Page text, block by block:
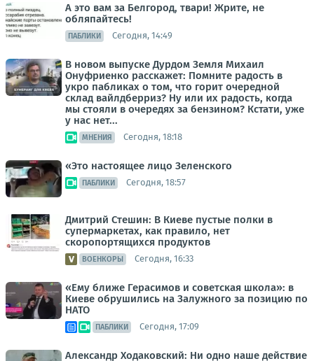
А это вам за Белгород, твари! Жрите, не
обляпайтесь!
ПАБЛИКИ Сегодня, 14:49
В новом выпуске Дурдом Земля Михаил
Онуфриенко расскажет: Помните радость в
укро пабликах о том, что горит очередной
склад вайлдберриз? Ну или их радость, когда
мы стояли в очередях за бензином? Кстати, уже
у нас нет...
МНЕНИЯ Сегодня, 18:18
«Это настоящее лицо Зеленского
ПАБЛИКИ Сегодня, 18:57
Дмитрий Стешин: В Киеве пустые полки в
супермаркетах, как правило, нет
скоропортящихся продуктов
ВОЕНКОРЫ Сегодня, 16:33
«Ему ближе Герасимов и советская школа»: в
Киеве обрушились на Залужного за позицию по
НАТО
ПАБЛИКИ Сегодня, 17:09
Александр Ходаковский: Ни одно наше действие